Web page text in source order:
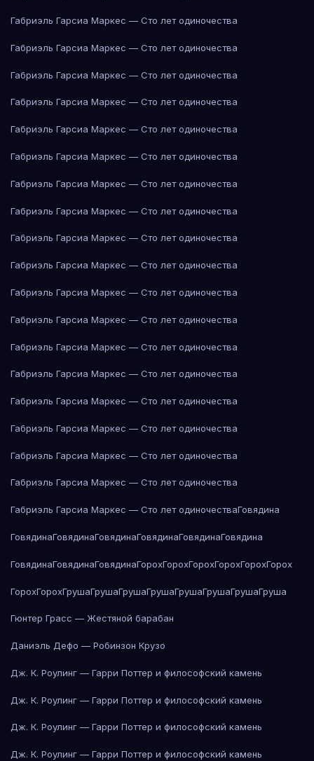
Габриэль Гарсиа Маркес — Сто лет одиночества
Габриэль Гарсиа Маркес — Сто лет одиночества
Габриэль Гарсиа Маркес — Сто лет одиночества
Габриэль Гарсиа Маркес — Сто лет одиночества
Габриэль Гарсиа Маркес — Сто лет одиночества
Габриэль Гарсиа Маркес — Сто лет одиночества
Габриэль Гарсиа Маркес — Сто лет одиночества
Габриэль Гарсиа Маркес — Сто лет одиночества
Габриэль Гарсиа Маркес — Сто лет одиночества
Габриэль Гарсиа Маркес — Сто лет одиночества
Габриэль Гарсиа Маркес — Сто лет одиночества
Габриэль Гарсиа Маркес — Сто лет одиночества
Габриэль Гарсиа Маркес — Сто лет одиночества
Габриэль Гарсиа Маркес — Сто лет одиночества
Габриэль Гарсиа Маркес — Сто лет одиночества
Габриэль Гарсиа Маркес — Сто лет одиночества
Габриэль Гарсиа Маркес — Сто лет одиночества
Габриэль Гарсиа Маркес — Сто лет одиночества
Габриэль Гарсиа Маркес — Сто лет одиночестваГовядина
ГовядинаГовядинаГовядинаГовядинаГовядинаГовядина
ГовядинаГовядинаГовядинаГорохГорохГорохГорохГорохГорох
ГорохГорохГрушаГрушаГрушаГрушаГрушаГрушаГрушаГруша
Гюнтер Грасс — Жестяной барабан
Даниэль Дефо — Робинзон Крузо
Дж. К. Роулинг — Гарри Поттер и философский камень
Дж. К. Роулинг — Гарри Поттер и философский камень
Дж. К. Роулинг — Гарри Поттер и философский камень
Дж. К. Роулинг — Гарри Поттер и философский камень